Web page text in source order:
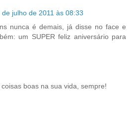
de julho de 2011 às 08:33
nunca é demais, já disse no face e
um SUPER feliz aniversário para
boas na sua vida, sempre!